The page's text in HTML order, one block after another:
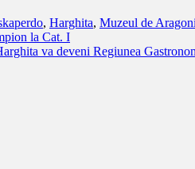
, Harghita, Muzeul de
la Cat. I
va deveni Regiunea